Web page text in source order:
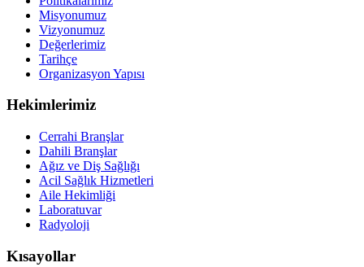
Misyonumuz
Vizyonumuz
Değerlerimiz
Tarihçe
Organizasyon Yapısı
Hekimlerimiz
Cerrahi Branşlar
Dahili Branşlar
Ağız ve Diş Sağlığı
Acil Sağlık Hizmetleri
Aile Hekimliği
Laboratuvar
Radyoloji
Kısayollar